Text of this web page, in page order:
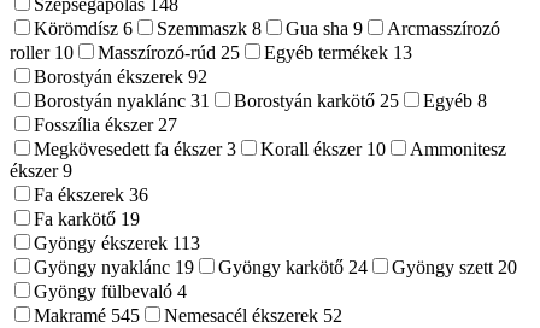
Szépségápolás 148
Körömdísz 6 Szemmaszk 8 Gua sha 9
Arcmasszírozó
roller 10 Masszírozó-rúd 25 Egyéb termékek 13
Borostyán ékszerek 92
Borostyán nyaklánc 31 Borostyán karkötő 25 Egyéb 8
Fosszília ékszer27
Megkövesedett fa ékszer3 Korall ékszer 10
Ammonitesz
ékszer9
Fa ékszerek 36
Fa karkötő 19
Gyöngy ékszerek 113
Gyöngy nyaklánc 19 Gyöngy karkötő 24 Gyöngy szett20
Gyöngy fülbevaló 4
Makramé 545 Nemesacél ékszerek 52